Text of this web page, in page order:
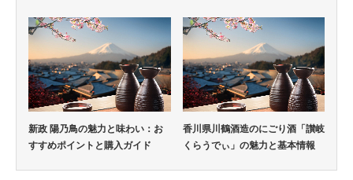
新政 陽乃鳥の魅力と味わい：お
すすめポイントと購入ガイド
香川県川鶴酒造のにごり酒「讃岐
くらうでぃ」の魅力と基本情報